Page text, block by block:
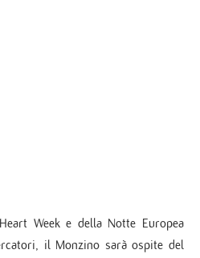
Week e della Notte Europea
il Monzino sarà ospite del